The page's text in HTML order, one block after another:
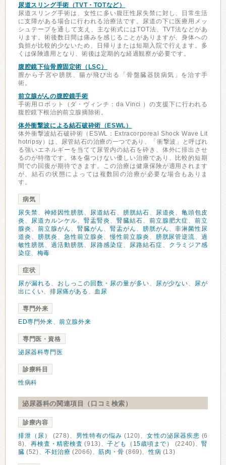
尿道スリング手術（TVT・TOTなど）
尿道スリング手術は、女性に多い腹圧性尿失禁に対し、日常生活
に支障がある場合に行われる治療法です。尿道の下に医療用メッ
シュテープを通して支え、主な術式にはTOT法、TVT法などがあ
ります。術後数日間は痛みを感じることがありますが、身体への
負担が比較的少ないため、日帰りまたは短期入院で行えます。多
くは保険適用となり、術後は定期的な経過観察が必要です。
腹腔鏡下仙骨膣固定術（LSC）
膣から子宮や膀胱、腸が飛び出る「骨盤臓器脱病気」を治す手
術。
前立腺がんの腹腔鏡手術
手術用ロボット（ダ・ヴィンチ：da Vinci ）の支援下に行われる
腹腔鏡下根治的前立腺摘除術。
体外衝撃波による結石破砕術（ESWL）
体外衝撃波結石破砕術（ESWL：Extracorporeal Shock Wave Lit
hotripsy）は、尿管結石の治療の一つであり、「衝撃波」と呼ばれ
る強いエネルギーを当てて尿管内の結石を砕き、体外に排出させ
るのが特徴です。体を傷つけない優しい治療であり、比較的短期
間での回復が期待できます。この治療は健康保険が適用されます
が、結石の状態によっては複数回の治療が必要な場合もありま
す。
病気
尿失禁、 神経因性膀胱、 尿道結石、 膀胱結石、 尿道炎 、亀頭包皮
炎 、 尿道カルンケル、 腎盂腎炎 、 腎臓結石、 前立腺肥大症、前立
腺炎 、 前立腺がん 、 腎臓がん 、 腎盂がん 、 膀胱がん 、非淋菌性尿
道炎 、 膀胱炎 、 急性前立腺炎 、慢性前立腺炎 、 膀胱尿管逆流、過
敏性膀胱、 過活動膀胱、 尿路感染症、 尿路結石症、
クラミジア感
染症、 梅毒
症状
尿が漏れる 、 おしっこの回数・尿の量が多い、 尿が少ない、 尿が
出にくい、排尿痛がある 、 血尿
専門外来
ED専門外来、前立腺外来
専門医・資格
泌尿器科専門医
診療科目
性病科
泌尿器科の関連項目（口コミ検索）
診療内容
排泄（尿）
(278)、 男性特有の悩み (120)、女性の泌尿器疾患 (6
8)、再検査・精密検査 (913)、子ども（15歳頃まで） (2240)、腎
臓 (52)、不妊治療 (2066)、筋肉・骨 (869)、性病 (13)